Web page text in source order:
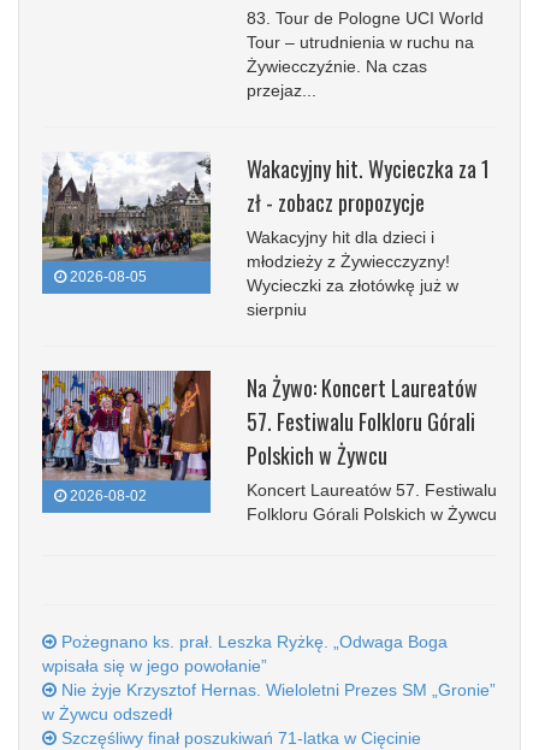
83. Tour de Pologne UCI World
Tour – utrudnienia w ruchu na
Żywiecczyźnie. Na czas
przejaz...
2026-08-05
Wakacyjny hit. Wycieczka za 1
zł - zobacz propozycje
Wakacyjny hit dla dzieci i
młodzieży z Żywiecczyzny!
Wycieczki za złotówkę już w
sierpniu
2026-08-02
Na Żywo: Koncert Laureatów
57. Festiwalu Folkloru Górali
Polskich w Żywcu
Koncert Laureatów 57. Festiwalu
Folkloru Górali Polskich w Żywcu
Pożegnano ks. prał. Leszka Ryżkę. „Odwaga Boga
wpisała się w jego powołanie”
Nie żyje Krzysztof Hernas. Wieloletni Prezes SM „Gronie”
w Żywcu odszedł
Szczęśliwy finał poszukiwań 71-latka w Cięcinie